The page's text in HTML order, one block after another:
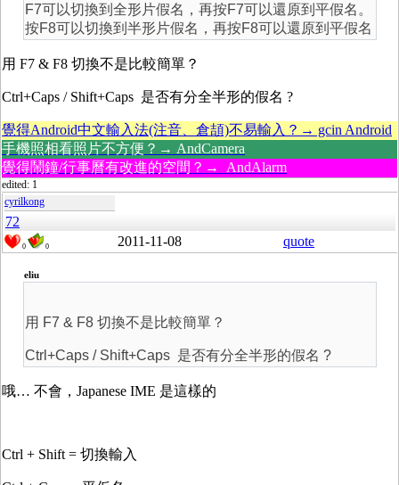
F7可以切換到全形片假名，再按F7可以還原到平假名。
按F8可以切換到半形片假名，再按F8可以還原到平假名
用 F7 & F8 切換不是比較簡單？
Ctrl+Caps / Shift+Caps 是否有分全半形的假名 ?
覺得Android中文輸入法(注音、倉頡)不易輸入？→ gcin Android
手機照相看照片不方便？→ AndCamera
覺得鬧鐘/行事曆有改進的空間？→ AndAlarm
edited: 1
cyrilkong
72
0 0 2011-11-08 quote
eliu
用 F7 & F8 切換不是比較簡單？
Ctrl+Caps / Shift+Caps 是否有分全半形的假名 ?
哦… 不會，Japanese IME 是這樣的
Ctrl + Shift = 切換輸入